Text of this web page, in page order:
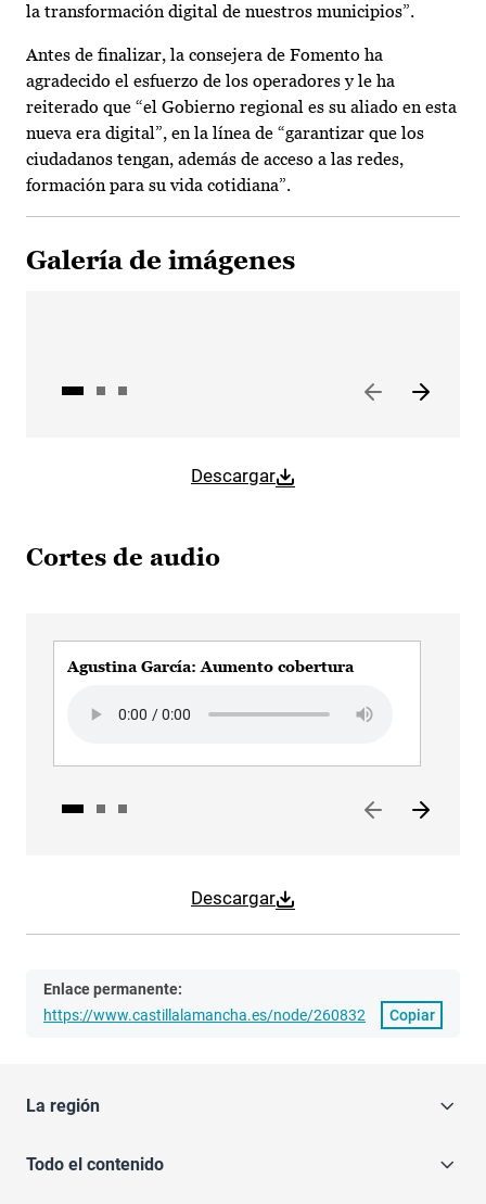
la transformación digital de nuestros municipios”.
Antes de finalizar, la consejera de Fomento ha
agradecido el esfuerzo de los operadores y le ha
reiterado que “el Gobierno regional es su aliado en esta
nueva era digital”, en la línea de “garantizar que los
ciudadanos tengan, además de acceso a las redes,
formación para su vida cotidiana”.
Galería de imágenes
Descargar
Cortes de audio
Descargar
Agustina García: Aumento cobertura
Enlace permanente:
https://www.castillalamancha.es/node/260832
Copiar
La región
Todo el contenido